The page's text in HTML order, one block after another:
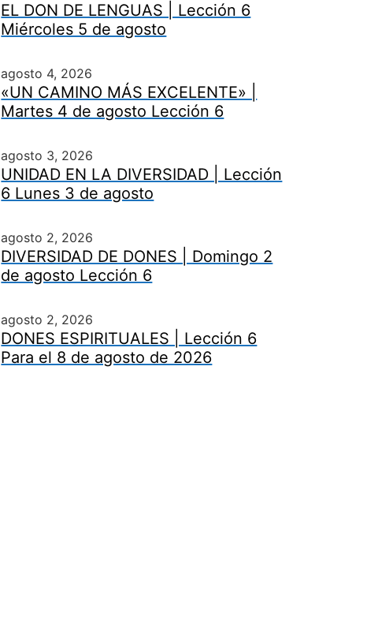
EL DON DE LENGUAS | Lección 6
Miércoles 5 de agosto
agosto 4, 2026
«UN CAMINO MÁS EXCELENTE» |
Martes 4 de agosto Lección 6
agosto 3, 2026
UNIDAD EN LA DIVERSIDAD | Lección
6 Lunes 3 de agosto
agosto 2, 2026
DIVERSIDAD DE DONES | Domingo 2
de agosto Lección 6
agosto 2, 2026
DONES ESPIRITUALES | Lección 6
Para el 8 de agosto de 2026